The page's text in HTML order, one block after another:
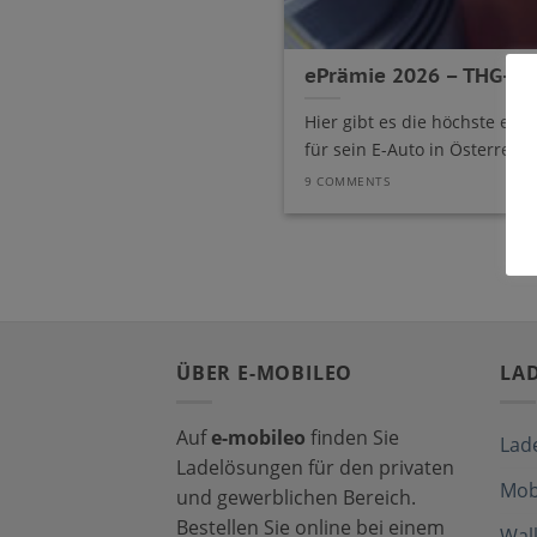
ePrämie 2026 – THG-
Hier gibt es die höchste
für sein E-Auto in
9 COMMENTS
ÜBER E-MOBILEO
Aufe-mobileo finden Sie
Ladelösungen für den privaten
und gewerblichen Bereich.
Bestellen Sie online bei einem